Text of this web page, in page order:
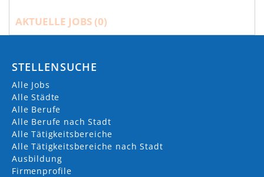
AKTUELLE JOBS (0)
STELLENSUCHE
Alle Jobs
Alle Städte
Alle Berufe
Alle Berufe nach Stadt
Alle Tätigkeitsbereiche
Alle Tätigkeitsbereiche nach Stadt
Ausbildung
Firmenprofile